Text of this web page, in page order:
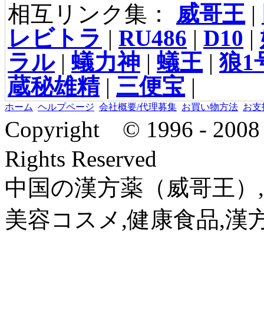
相互リンク集： 威哥王 |
レビトラ | RU486 | D10 |
ラル| 蟻力神 | 蟻王 |狼1
蔵秘雄精| 三便宝 |
ホーム ヘルプページ 会社概要/代理募集 お買い物方法 お支
Copyright © 1996 -
Rights Reserved
中国の漢方薬（威哥王
美容コスメ,健康食品,漢